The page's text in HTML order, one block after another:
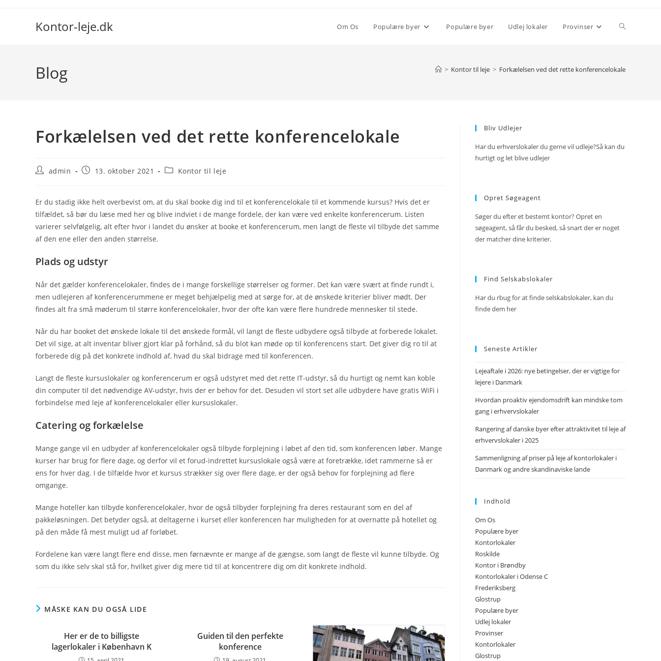
Kontor-leje.dk Om Os Populære byer Populære byer Udlej lokaler Provinser Toggle
Blog > Kontor til leje > Forkælelsen ved det rette konferencelokale
Forkælelsen ved det rette konferencelokale
Postadmin
Post13. oktober 2021
PostKontor til leje
Er du stadig ikke helt overbevist om, at du skal booke dig ind til et konferencelokale til et kommende kursus? Hvis det er
tilfældet, så bør du læse med her og blive indviet i de mange fordele, der kan være ved enkelte konferencerum. Listen
varierer selvfølgelig, alt efter hvor i landet du ønsker at booke et konferencerum, men langt de fleste vil tilbyde det samme
af den ene eller den anden størrelse.
Plads og udstyr
Når det gælder konferencelokaler, findes de i mange forskellige størrelser og former. Det kan være svært at finde rundt i,
men udlejeren af konferencerummene er meget behjælpelig med at sørge for, at de ønskede kriterier bliver mødt. Der
findes alt fra små møderum til større konferencelokaler, hvor der ofte kan være flere hundrede mennesker til stede.
Når du har booket det ønskede lokale til det ønskede formål, vil langt de fleste udbydere også tilbyde at forberede lokalet.
Det vil sige, at alt inventar bliver gjort klar på forhånd, så du blot kan møde op til konferencens start. Det giver dig ro til at
forberede dig på det konkrete indhold af, hvad du skal bidrage med til konferencen.
Langt de fleste kursuslokaler og konferencerum er også udstyret med det rette IT-udstyr, så du hurtigt og nemt kan koble
din computer til det nødvendige AV-udstyr, hvis der er behov for det. Desuden vil stort set alle udbydere have gratis WiFi i
forbindelse med leje af konferencelokaler eller kursuslokaler.
Catering og forkælelse
Mange gange vil en udbyder af konferencelokaler også tilbyde forplejning i løbet af den tid, som konferencen løber. Mange
kurser har brug for flere dage, og derfor vil et forud-indrettet kursuslokale også være at foretrække, idet rammerne så er
ens for hver dag. I de tilfælde hvor et kursus strækker sig over flere dage, er der også behov for forplejning ad flere
omgange.
Mange hoteller kan tilbyde konferencelokaler, hvor de også tilbyder forplejning fra deres restaurant som en del af
pakkeløsningen. Det betyder også, at deltagerne i kurset eller konferencen har muligheden for at overnatte på hotellet og
på den måde få mest muligt ud af forløbet.
Fordelene kan være langt flere end disse, men førnævnte er mange af de gængse, som langt de fleste vil kunne tilbyde. Og
som du ikke selv skal stå for, hvilket giver dig mere tid til at koncentrere dig om dit konkrete indhold.
MÅSKE KAN DU OGSÅ LIDE
Her er de to billigste
lagerlokaler i København K
Guiden til den perfekte
konference
Bliv Udlejer
Har du erhverslokaler du gerne vil udleje?Så kan du
hurtigt og let blive udlejer
Opret Søgeagent
Søger du efter et bestemt kontor? Opret en
søgeagent, så får du besked, så snart der er noget
der matcher dine kriterier.
Find Selskabslokaler
Har du rbug for at finde selskabslokaler, kan du
finde dem her
Seneste Artikler
Lejeaftale i 2026: nye betingelser, der er vigtige for
lejere i Danmark
Hvordan proaktiv ejendomsdrift kan mindske tom
gang i erhvervslokaler
Rangering af danske byer efter attraktivitet til leje af
erhvervslokaler i 2025
Sammenligning af priser på leje af kontorlokaler i
Danmark og andre skandinaviske lande
Indhold
Om Os
Populære byer
Kontorlokaler
Roskilde
Kontor i Brøndby
Kontorlokaler i Odense C
Frederiksberg
Glostrup
Populære byer
Udlej lokaler
Provinser
Kontorlokaler
Glostrup